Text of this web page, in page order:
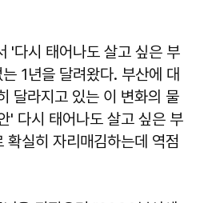
'다시 태어나도 살고 싶은 부
1년을 달려왔다. 부산에 대
달라지고 있는 이 변화의 물
' 다시 태어나도 살고 싶은 부
확실히 자리매김하는데 역점